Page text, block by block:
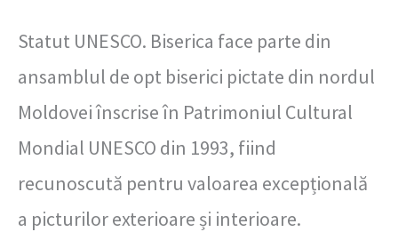
Statut UNESCO. Biserica face parte din
ansamblul de opt biserici pictate din nordul
Moldovei înscrise în Patrimoniul Cultural
Mondial UNESCO din 1993, fiind
recunoscută pentru valoarea excepțională
a picturilor exterioare și interioare.